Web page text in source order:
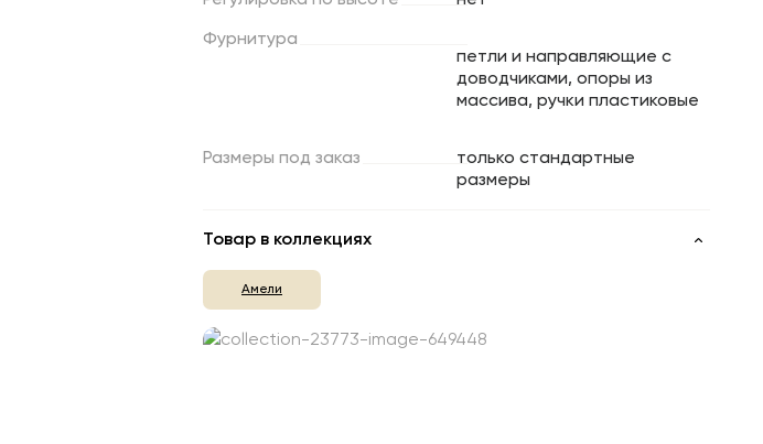
Фурнитура
петли и направляющие с
доводчиками, опоры из
массива, ручки пластиковые
Размеры под заказ
только стандартные
размеры
Товар в коллекциях
Амели